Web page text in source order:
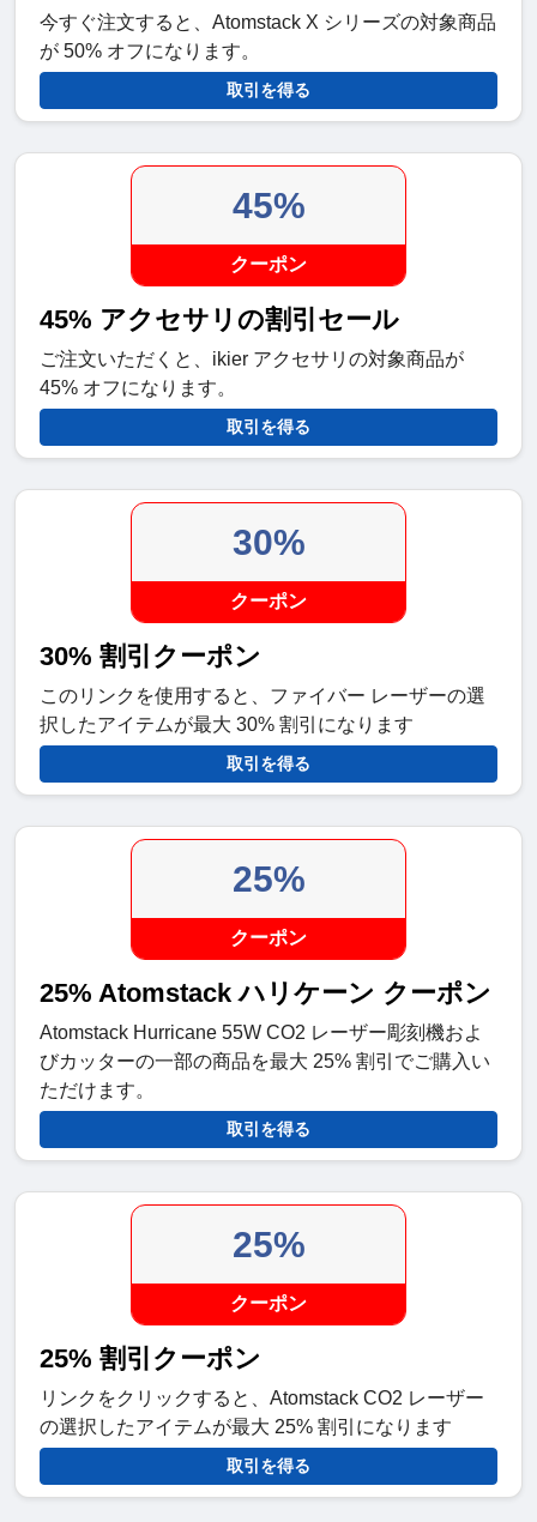
今すぐ注文すると、Atomstack X シリーズの対象商品
が 50% オフになります。
取引を得る
45%
クーポン
45% アクセサリの割引セール
ご注文いただくと、ikier アクセサリの対象商品が
45% オフになります。
取引を得る
30%
クーポン
30% 割引クーポン
このリンクを使用すると、ファイバー レーザーの選
択したアイテムが最大 30% 割引になります
取引を得る
25%
クーポン
25% Atomstack ハリケーン クーポン
Atomstack Hurricane 55W CO2 レーザー彫刻機およ
びカッターの一部の商品を最大 25% 割引でご購入い
ただけます。
取引を得る
25%
クーポン
25% 割引クーポン
リンクをクリックすると、Atomstack CO2 レーザー
の選択したアイテムが最大 25% 割引になります
取引を得る